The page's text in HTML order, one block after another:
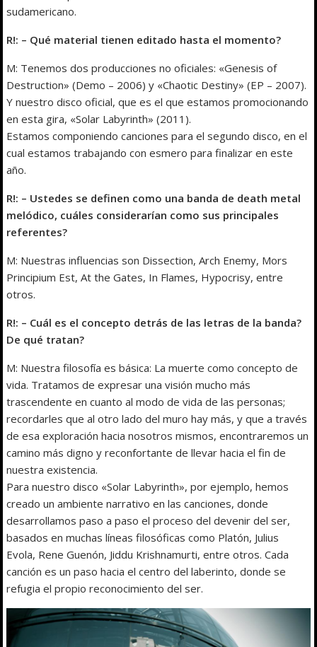
sudamericano.
R!: – Qué material tienen editado hasta el momento?
M: Tenemos dos producciones no oficiales: «Genesis of
Destruction» (Demo – 2006) y «Chaotic Destiny» (EP – 2007).
Y nuestro disco oficial, que es el que estamos promocionando
en esta gira, «Solar Labyrinth» (2011).
Estamos componiendo canciones para el segundo disco, en el
cual estamos trabajando con esmero para finalizar en este
año.
R!: – Ustedes se definen como una banda de death metal
melódico, cuáles considerarían como sus principales
referentes?
M: Nuestras influencias son Dissection, Arch Enemy, Mors
Principium Est, At the Gates, In Flames, Hypocrisy, entre
otros.
R!: – Cuál es el concepto detrás de las letras de la banda?
De qué tratan?
M: Nuestra filosofía es básica: La muerte como concepto de
vida. Tratamos de expresar una visión mucho más
trascendente en cuanto al modo de vida de las personas;
recordarles que al otro lado del muro hay más, y que a través
de esa exploración hacia nosotros mismos, encontraremos un
camino más digno y reconfortante de llevar hacia el fin de
nuestra existencia.
Para nuestro disco «Solar Labyrinth», por ejemplo, hemos
creado un ambiente narrativo en las canciones, donde
desarrollamos paso a paso el proceso del devenir del ser,
basados en muchas líneas filosóficas como Platón, Julius
Evola, Rene Guenón, Jiddu Krishnamurti, entre otros. Cada
canción es un paso hacia el centro del laberinto, donde se
refugia el propio reconocimiento del ser.